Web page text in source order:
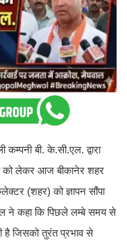
कम्पनी बी. के.सी.एल. द्वारा
को लेकर आज बीकानेर शहर
(शहर) को ज्ञापन सौंपा
ने कहा कि पिछले लम्बे समय से
है जिसको तुरंत प्रभाव से